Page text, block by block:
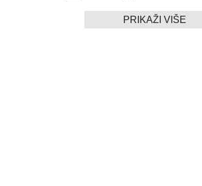
PRIKAŽI VIŠE